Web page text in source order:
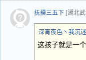
抚摸三五下 [湖北
深宵夜色丶我沉
这孩子就是一